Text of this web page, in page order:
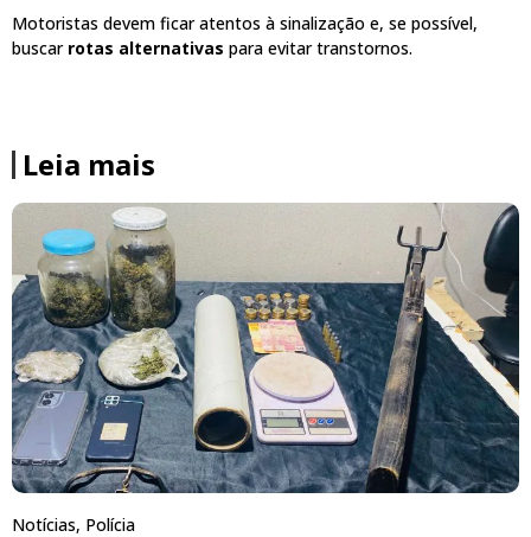
Motoristas devem ficar atentos à sinalização e, se possível,
buscar rotas alternativas para evitar transtornos.
Leia mais
Notícias, Polícia